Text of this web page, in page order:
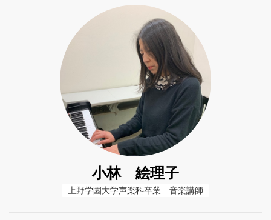
小林 絵理子
上野学園大学声楽科卒業　音楽講師